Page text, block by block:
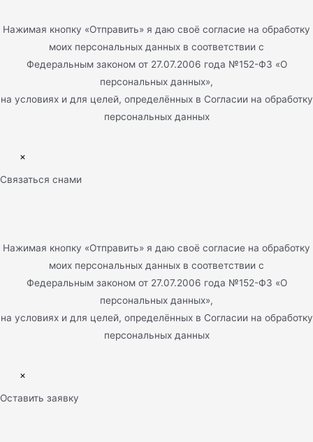
Нажимая кнопку «Отправить» я даю своё согласие на обработку
моих персональных данных в соответствии с
Федеральным законом от 27.07.2006 года №152-ФЗ «О
персональных данных»,
на условиях и для целей, определённых в Согласии на обработку
персональных данных
×
Связаться снами
Нажимая кнопку «Отправить» я даю своё согласие на обработку
моих персональных данных в соответствии с
Федеральным законом от 27.07.2006 года №152-ФЗ «О
персональных данных»,
на условиях и для целей, определённых в Согласии на обработку
персональных данных
×
Оставить заявку